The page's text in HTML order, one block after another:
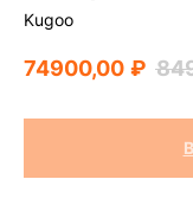
Kugoo
74900,00 ₽